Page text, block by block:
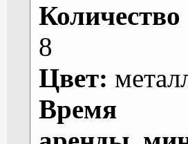
Количество
8
Цвет:
Время